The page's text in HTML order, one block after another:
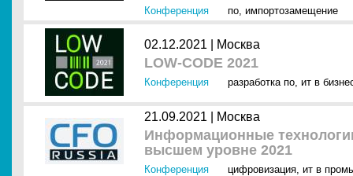
Конференция по, импортозамещение
02.12.2021 | Москва
LOW-CODE 2021
Конференция разработка по, ит в
21.09.2021 | Москва
Информационные
высшем уровне 2021
Конференция цифровизация, ит в